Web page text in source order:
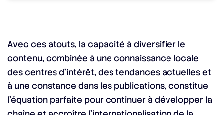
Avec ces atouts, la capacité à diversifier le
contenu, combinée à une connaissance locale
des centres d’intérêt, des tendances actuelles et
à une constance dans les publications, constitue
l’équation parfaite pour continuer à développer la